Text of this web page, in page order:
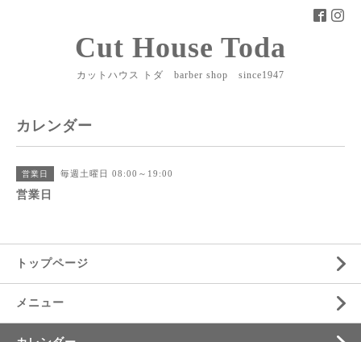
Cut House Toda
カットハウス トダ barber shop since1947
カレンダー
営業日 毎週土曜日 08:00～19:00
営業日
トップページ
メニュー